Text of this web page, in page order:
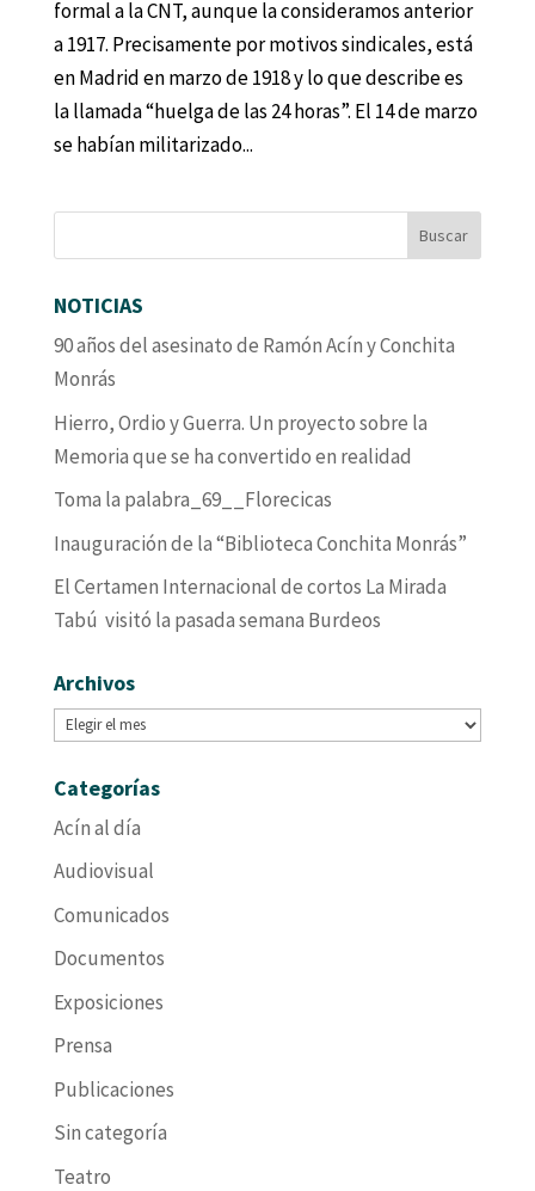
formal a la CNT, aunque la consideramos anterior
a 1917. Precisamente por motivos sindicales, está
en Madrid en marzo de 1918 y lo que describe es
la llamada “huelga de las 24 horas”. El 14 de marzo
se habían militarizado...
NOTICIAS
90 años del asesinato de Ramón Acín y Conchita
Monrás
Hierro, Ordio y Guerra. Un proyecto sobre la
Memoria que se ha convertido en realidad
Toma la palabra_69__Florecicas
Inauguración de la “Biblioteca Conchita Monrás”
El Certamen Internacional de cortos La Mirada
Tabú visitó la pasada semana Burdeos
Archivos
Archivos
Categorías
Acín al día
Audiovisual
Comunicados
Documentos
Exposiciones
Prensa
Publicaciones
Sin categoría
Teatro